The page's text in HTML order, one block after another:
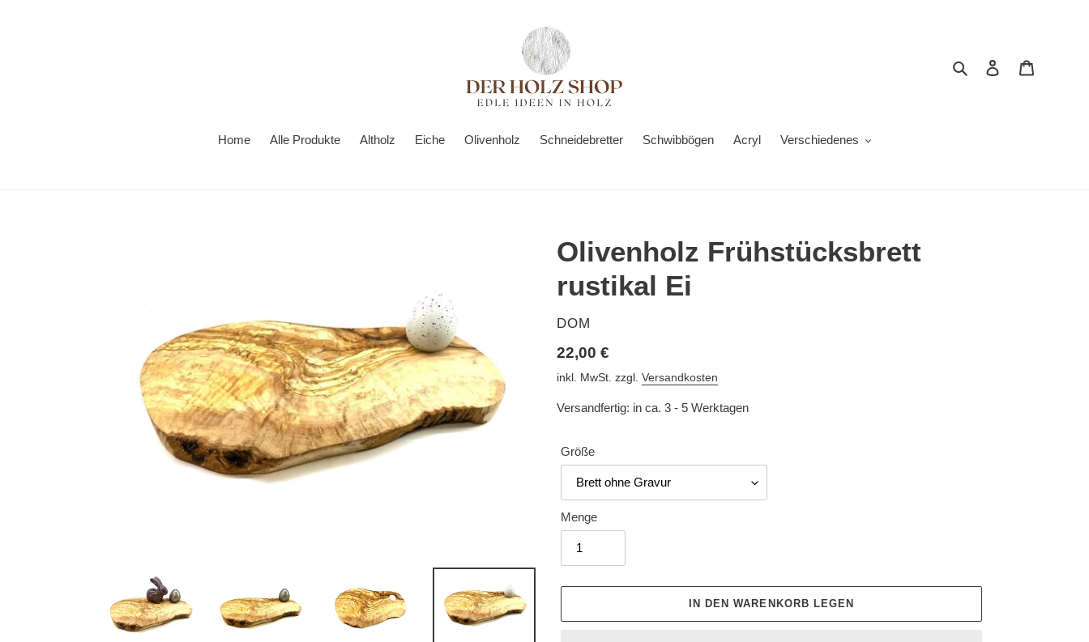
Suchen Einloggen
Home Alle Produkte Altholz Eiche Olivenholz Schneidebretter Schwibbögen Acryl Verschiedenes
Olivenholz Frühstücksbrett
rustikal Ei
VERKÄUFER
DOM
Normaler
Preis
22,00 €
inkl. MwSt. zzgl. Versandkosten
Versandfertig: in ca. 3 - 5 Werktagen
Größe
Menge
IN DEN WARENKORB LEGEN